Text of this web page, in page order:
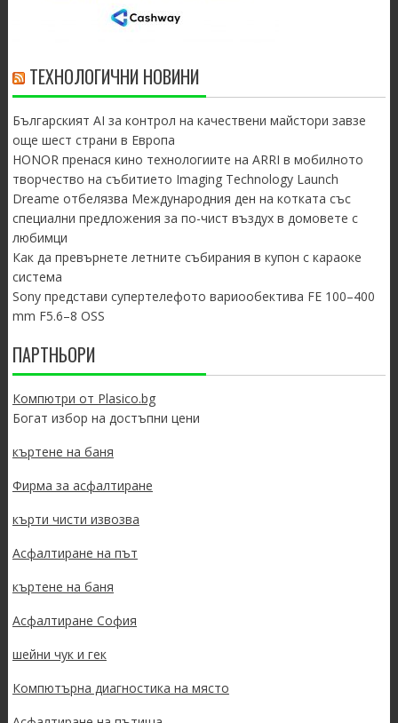
ТЕХНОЛОГИЧНИ НОВИНИ
Българският AI за контрол на качествени майстори завзе
още шест страни в Европа
HONOR пренася кино технологиите на ARRI в мобилното
творчество на събитието Imaging Technology Launch
Dreame отбелязва Международния ден на котката със
специални предложения за по-чист въздух в домовете с
любимци
Как да превърнете летните събирания в купон с караоке
система
Sony представи супертелефото вариообектива FE 100–400
mm F5.6–8 OSS
ПАРТНЬОРИ
Компютри от Plasico.bg
Богат избор на достъпни цени
къртене на баня
Фирма за асфалтиране
кърти чисти извозва
Асфалтиране на път
къртене на баня
Асфалтиране София
шейни чук и гек
Компютърна диагностика на място